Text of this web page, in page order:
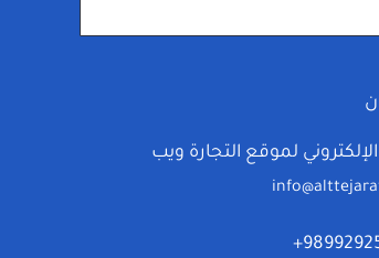
الإلكتروني لموقع التجارة ويب